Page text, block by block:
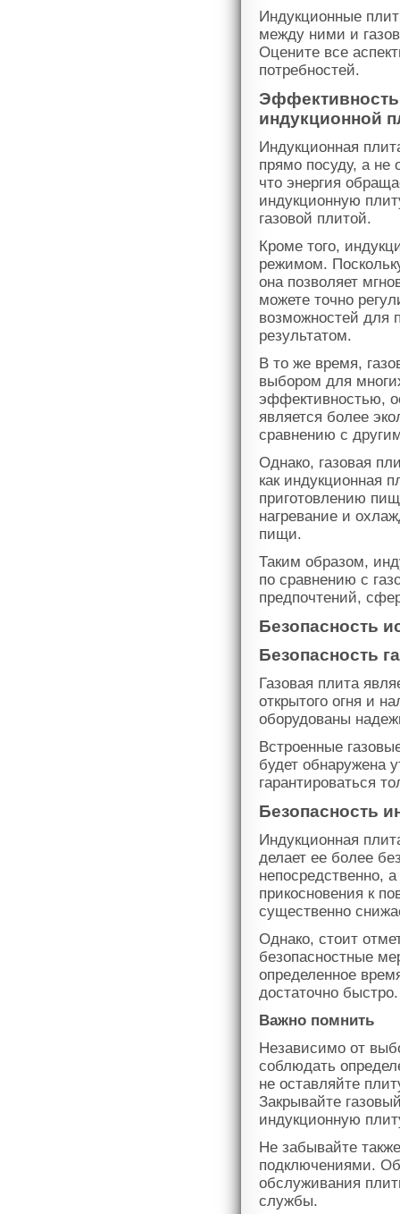
Индукционные
между ними и
Оцените все
потребностей.
индукционной
Индукционная
прямо посуду, а не
что энергия
индукционную
газовой плитой.
Кроме того,
режимом.
она позволяет
можете точно
возможностей для
результатом.
В то же время,
выбором для
эффективностью,
является более
сравнению с
Однако, газовая
как индукционная
приготовлению
нагревание и
пищи.
Таким образом,
по сравнению с
предпочтений,
Безопасность
Безопасность
Газовая плита
открытого огня и
оборудованы
Встроенные
будет обнаружена
гарантироваться
Безопасность
Индукционная
делает ее более
непосредственно,
прикосновения к
существенно
Однако, стоит
безопасностные
определенное
достаточно быстро.
Важно помнить
Независимо от
соблюдать
не оставляйте
Закрывайте
индукционную
Не забывайте
подключениями.
обслуживания
службы.